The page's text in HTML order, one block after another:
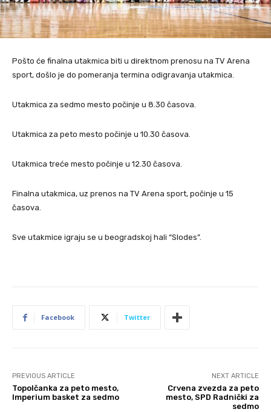
Pošto će finalna utakmica biti u direktnom prenosu na TV Arena
sport, došlo je do pomeranja termina odigravanja utakmica.
Utakmica za sedmo mesto počinje u 8.30 časova.
Utakmica za peto mesto počinje u 10.30 časova.
Utakmica treće mesto počinje u 12.30 časova.
Finalna utakmica, uz prenos na TV Arena sport, počinje u 15
časova.
Sve utakmice igraju se u beogradskoj hali “Slodes”.
Facebook Twitter
PREVIOUS ARTICLE
Topolčanka za peto mesto,
Imperium basket za sedmo
NEXT ARTICLE
Crvena zvezda za peto
mesto, SPD Radnički za
sedmo